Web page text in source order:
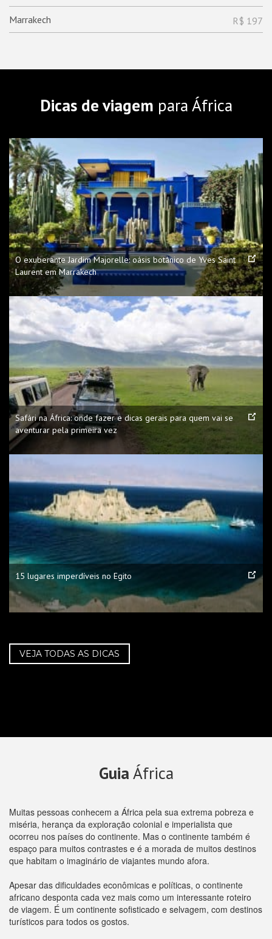
R$ 197
Marrakech
Dicas de viagem para África
O exuberante Jardim Majorelle: oásis botânico de Yves Saint
Laurent em Marrakech
Safári na África: onde fazer e dicas gerais para quem vai se
aventurar pela primeira vez
15 lugares imperdíveis no Egito
VEJA TODAS AS DICAS
Guia África
Muitas pessoas conhecem a África pela sua extrema pobreza e
miséria, herança da exploração colonial e imperialista que
ocorreu nos países do continente. Mas o continente também é
espaço para muitos contrastes e é a morada de muitos destinos
que habitam o imaginário de viajantes mundo afora.
Apesar das dificuldades econômicas e políticas, o continente
africano desponta cada vez mais como um interessante roteiro
de viagem. É um continente sofisticado e selvagem, com destinos
turísticos para todos os gostos.